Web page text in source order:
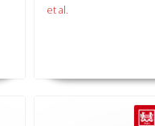
et al.